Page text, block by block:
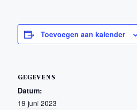
Toevoegen aan kalender
GEGEVENS
Datum:
19 juni 2023